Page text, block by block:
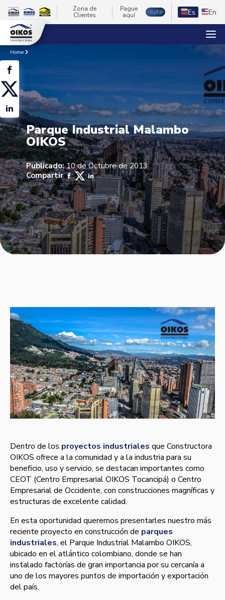
Zona de
Clientes
Pague
aquí
Es En
Home
Parque Industrial Malambo
OIKOS
Publicado:10 de Octubre de 2013
Compartir
Dentro de los proyectos industriales que Constructora
OIKOS ofrece a la comunidad y a la industria para su
beneficio, uso y servicio, se destacan importantes como
CEOT (Centro Empresarial OIKOS Tocancipá) o Centro
Empresarial de Occidente, con construcciones magní­ficas y
estructuras de excelente calidad.
En esta oportunidad queremos presentarles nuestro más
reciente proyecto en construcción de parques
industriales, el Parque Industrial Malambo OIKOS,
ubicado en el atlántico colombiano, donde se han
instalado factorí­as de gran importancia por su cercaní­a a
uno de los mayores puntos de importación y exportación
del paí­s.